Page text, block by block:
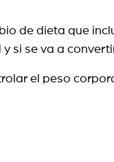
de dieta que
si se va a
el peso